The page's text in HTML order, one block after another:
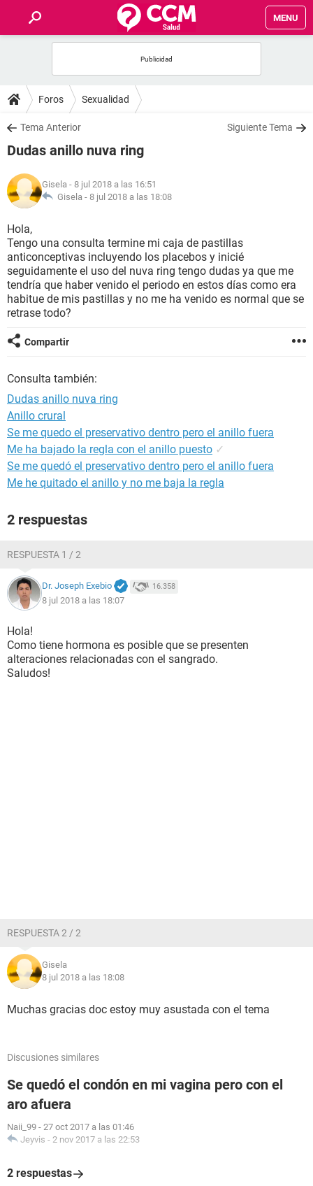
MENU
FOROS
SALUD
NUTRICIÓN
BIENESTAR
SEXUALIDAD
GLOSARIO
Foros Sexualidad
Tema Anterior Siguiente Tema
Dudas anillo nuva ring
Gisela - 8 jul 2018 a las 16:51
Gisela - 8 jul 2018 a las 18:08
Hola,
Tengo una consulta termine mi caja de pastillas
anticonceptivas incluyendo los placebos y inicié
seguidamente el uso del nuva ring tengo dudas ya que me
tendría que haber venido el periodo en estos días como era
habitue de mis pastillas y no me ha venido es normal que se
retrase todo?
Compartir
Consulta también:
Dudas anillo nuva ring
Anillo crural
Se me quedo el preservativo dentro pero el anillo fuera
Me ha bajado la regla con el anillo puesto ✓
Se me quedó el preservativo dentro pero el anillo fuera
Me he quitado el anillo y no me baja la regla
2 respuestas
RESPUESTA 1 / 2
Dr. Joseph Exebio 16.358
8 jul 2018 a las 18:07
Hola!
Como tiene hormona es posible que se presenten
alteraciones relacionadas con el sangrado.
Saludos!
RESPUESTA 2 / 2
Gisela
8 jul 2018 a las 18:08
Muchas gracias doc estoy muy asustada con el tema
Discusiones similares
Se quedó el condón en mi vagina pero con el
aro afuera
Naii_99 - 27 oct 2017 a las 01:46
Jeyvis - 2 nov 2017 a las 22:53
2 respuestas